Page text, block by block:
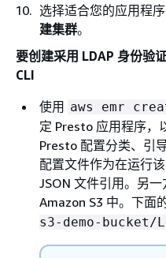
选择适合您的应用程
建集群。
要创建采用 LDAP 身份验
CLI
使用 aws emr
定 Presto 应用程序，
Presto 配置分类、引
配置文件作为在运行
JSON 文件引用。另
Amazon S3 中。下面
s3-demo-bucket/